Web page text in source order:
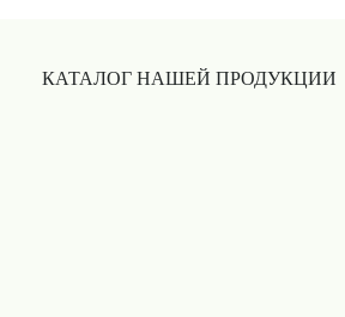
КАТАЛОГ НАШЕЙ ПРОДУКЦИИ